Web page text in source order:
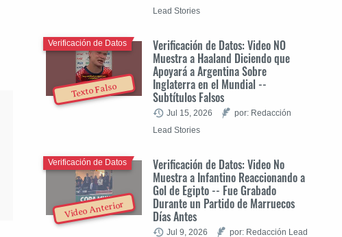
Lead Stories
Texto Falso
Verificación de Datos: Video NO
Muestra a Haaland Diciendo que
Apoyará a Argentina Sobre
Inglaterra en el Mundial --
Subtítulos Falsos
Verificación de Datos
Jul 15, 2026
por: Redacción
Lead Stories
Video Anterior
Verificación de Datos: Video No
Muestra a Infantino Reaccionando a
Gol de Egipto -- Fue Grabado
Durante un Partido de Marruecos
Días Antes
Verificación de Datos
Jul 9, 2026
por: Redacción Lead